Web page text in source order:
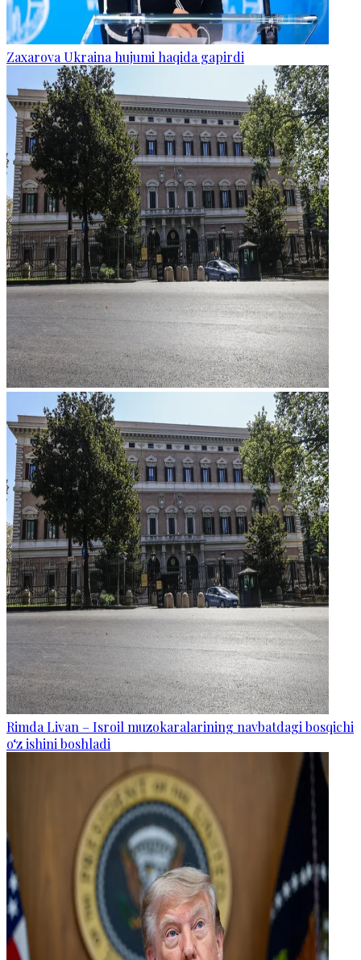
Zaxarova Ukraina hujumi haqida gapirdi
Rimda Livan – Isroil muzokaralarining navbatdagi bosqichi
o‘z ishini boshladi